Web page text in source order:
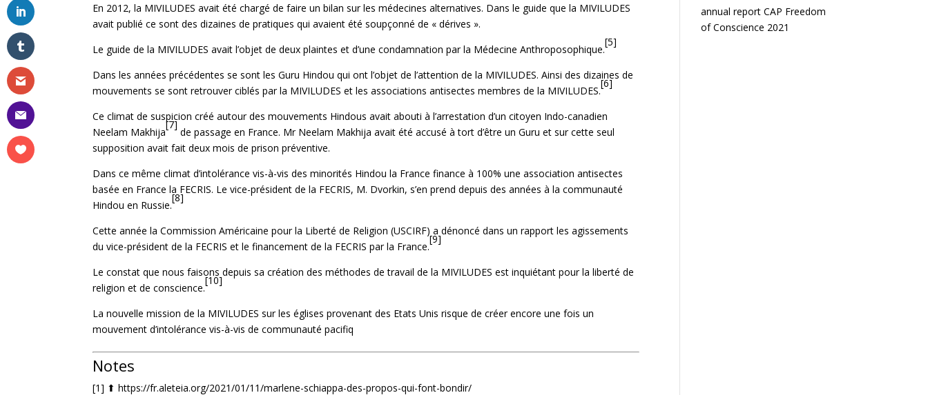
En 2012, la MIVILUDES avait été chargé de faire un bilan sur les médecines alternatives. Dans le guide que la MIVILUDES
avait publié ce sont des dizaines de pratiques qui avaient été soupçonné de « dérives ».
Le guide de la MIVILUDES avait l’objet de deux plaintes et d’une condamnation par la Médecine Anthroposophique.
[5]
Dans les années précédentes se sont les Guru Hindou qui ont l’objet de l’attention de la MIVILUDES. Ainsi des dizaines de
mouvements se sont retrouver ciblés par la MIVILUDES et les associations antisectes membres de la MIVILUDES.
[6]
Ce climat de suspicion créé autour des mouvements Hindous avait abouti à l’arrestation d’un citoyen Indo-canadien
Neelam Makhija
[7]
de passage en France. Mr Neelam Makhija avait été accusé à tort d’être un Guru et sur cette seul
supposition avait fait deux mois de prison préventive.
Dans ce même climat d’intolérance vis-à-vis des minorités Hindou la France finance à 100% une association antisectes
basée en France la FECRIS. Le vice-président de la FECRIS, M. Dvorkin, s’en prend depuis des années à la communauté
Hindou en Russie.
[8]
Cette année la Commission Américaine pour la Liberté de Religion (USCIRF) a dénoncé dans un rapport les agissements
du vice-président de la FECRIS et le financement de la FECRIS par la France.
[9]
Le constat que nous faisons depuis sa création des méthodes de travail de la MIVILUDES est inquiétant pour la liberté de
religion et de conscience.
[10]
La nouvelle mission de la MIVILUDES sur les églises provenant des Etats Unis risque de créer encore une fois un
mouvement d’intolérance vis-à-vis de communauté pacifiq
Notes
[1] ⬆︎ https://fr.aleteia.org/2021/01/11/marlene-schiappa-des-propos-qui-font-bondir/
annual report CAP Freedom
of Conscience 2021